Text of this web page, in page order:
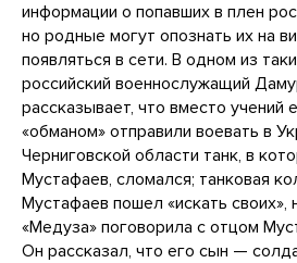
информации о попавших в плен
но родные могут опознать их на
появляться в сети. В одном из
российский военнослужащий
рассказывает, что вместо учений
«обманом» отправили воевать в
Черниговской области танк, в
Мустафаев, сломался; танковая
Мустафаев пошел «искать своих»,
«Медуза» поговорила с отцом
Он рассказал, что его сын —